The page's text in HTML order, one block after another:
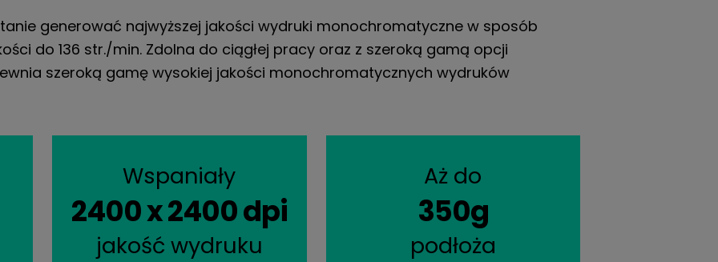
generować najwyższej jakości wydruki monochromatyczne w sposób
do 136 str./min. Zdolna do ciągłej pracy oraz z szeroką gamą opcji
szeroką gamę wysokiej jakości monochromatycznych wydruków
Wspaniały
2400 x 2400 dpi
jakość wydruku
Aż do
350g
podłoża